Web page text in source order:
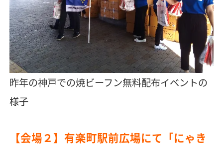
昨年の神戸での焼ビーフン無料配布イベントの
様子
【会場２】有楽町駅前広場にて「にゃき